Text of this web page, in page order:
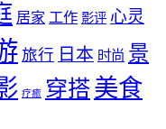
居家 工作 影评 心灵
旅行 日本 时尚 景
疗癒 穿搭美食